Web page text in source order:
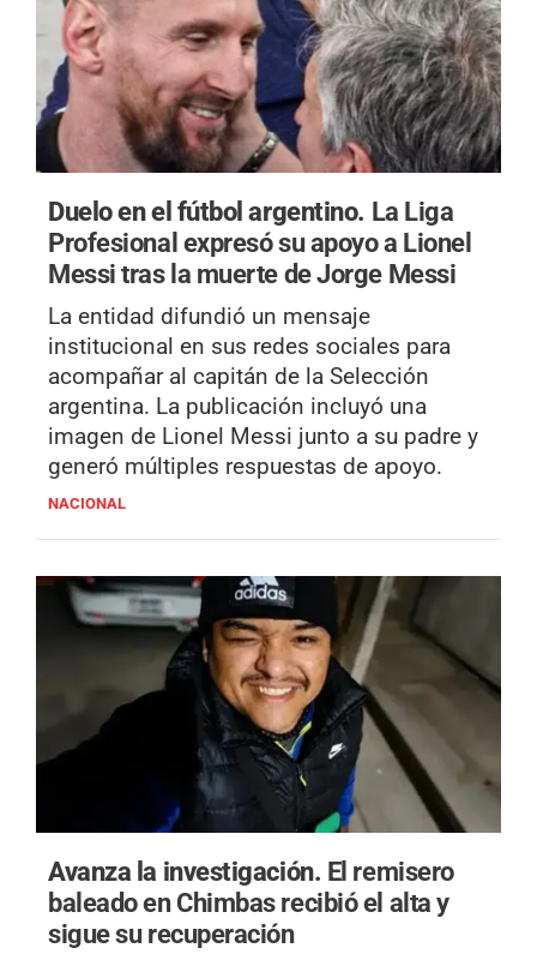
Duelo en el fútbol argentino. La Liga
Profesional expresó su apoyo a Lionel
Messi tras la muerte de Jorge Messi
La entidad difundió un mensaje
institucional en sus redes sociales para
acompañar al capitán de la Selección
argentina. La publicación incluyó una
imagen de Lionel Messi junto a su padre y
generó múltiples respuestas de apoyo.
NACIONAL
Avanza la investigación. El remisero
baleado en Chimbas recibió el alta y
sigue su recuperación